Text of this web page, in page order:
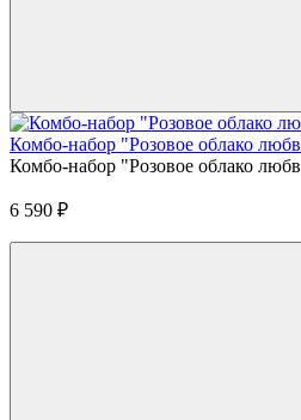
Комбо-набор "Розовое облако
Комбо-набор "Розовое облако
6 590 ₽